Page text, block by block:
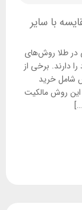
با سایر
در طلا روش‌های
دارند. برخی از
شامل خرید
روش مالکیت